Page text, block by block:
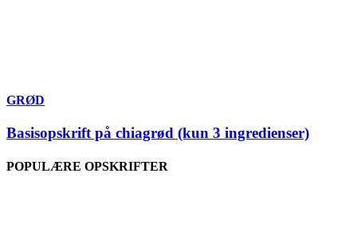
GRØD
Basisopskrift på chiagrød (kun 3 ingredienser)
POPULÆRE OPSKRIFTER